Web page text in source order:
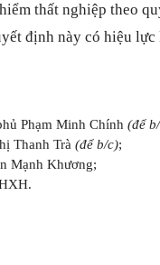
thất nghiệp theo
định này có hiệu lực
Phạm Minh Chính (để
Thanh Trà (để b/c);
Mạnh Khương;